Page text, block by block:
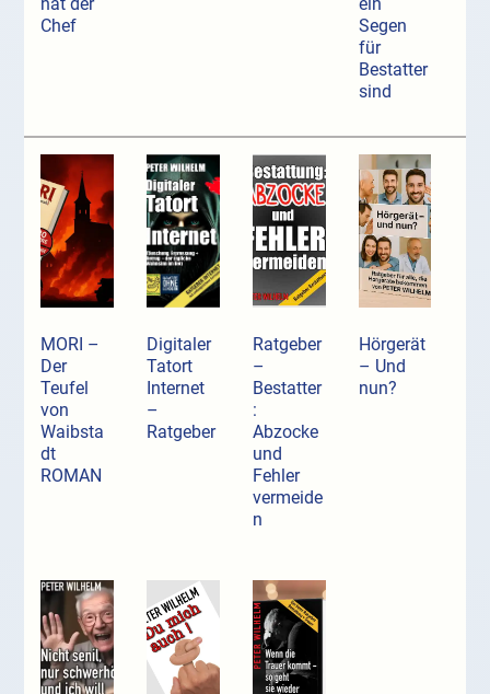
Chef
Segen
für
Bestatter
sind
MORI –
Der
Teufel
von
Waibsta
dt
ROMAN
Digitaler
Tatort
Internet
–
Ratgeber
Ratgeber
–
Bestatter
:
Abzocke
und
Fehler
vermeide
n
Hörgerät
– Und
nun?